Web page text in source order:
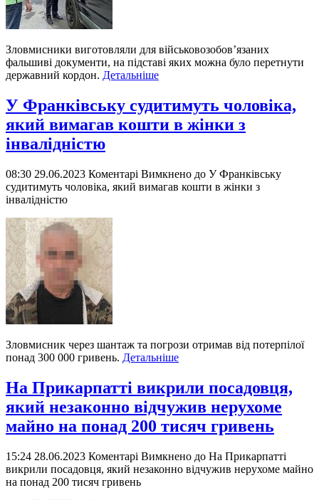
Зловмисники виготовляли для військовозобов’язаних
фальшиві документи, на підставі яких можна було перетнути
державний кордон. Детальніше
У Франківську судитимуть чоловіка,
який вимагав кошти в жінки з
інвалідністю
08:30 29.06.2023 Коментарі Вимкнено до У Франківську
судитимуть чоловіка, який вимагав кошти в жінки з
інвалідністю
Зловмисник через шантаж та погрози отримав від потерпілої
понад 300 000 гривень. Детальніше
На Прикарпатті викрили посадовця,
який незаконно відчужив нерухоме
майно на понад 200 тисяч гривень
15:24 28.06.2023 Коментарі Вимкнено до На Прикарпатті
викрили посадовця, який незаконно відчужив нерухоме майно
на понад 200 тисяч гривень